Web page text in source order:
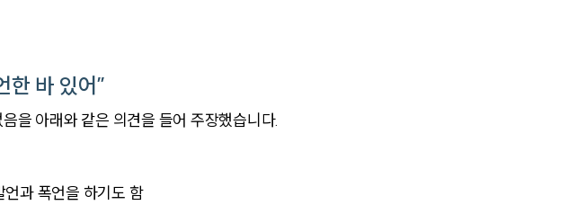
한 바 있어”
을 아래와 같은 의견을 들어 주장했습니다.
과 폭언을 하기도 함